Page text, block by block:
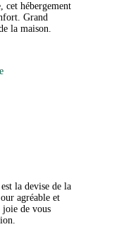
cet hébergement
Grand
la maison.
la devise de la
agréable et
de vous